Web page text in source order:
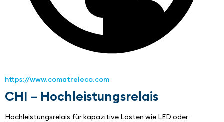
https://www.comatreleco.com
CHI – Hochleistungsrelais
Hochleistungsrelais für kapazitive Lasten wie LED oder